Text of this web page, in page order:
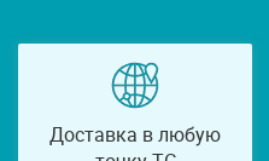
Доставка в любую